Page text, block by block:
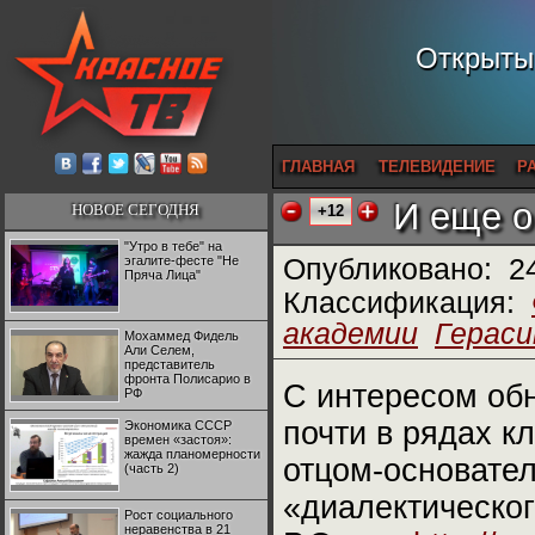
ГЛАВНАЯ ТЕЛЕВИДЕНИЕ
НОВОЕ СЕГОДНЯ
"Утро в тебе" на
эгалите-фесте "Не
Пряча Лица"
Мохаммед Фидель
Али Селем,
представитель
фронта Полисарио в
РФ
Экономика СССР
времен «застоя»:
жажда планомерности
(часть 2)
Рост социального
неравенства в 21
+12 И еще о
Опубликовано:
Классификация:
академии
С интересом
почти в рядах
отцом-